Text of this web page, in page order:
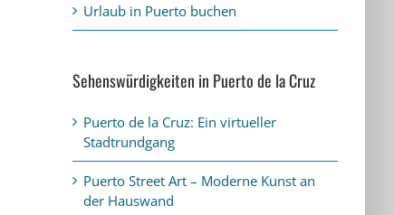
Urlaub in Puerto buchen
Sehenswürdigkeiten in Puerto de la Cruz
Puerto de la Cruz: Ein virtueller
Stadtrundgang
Puerto Street Art – Moderne Kunst an
der Hauswand